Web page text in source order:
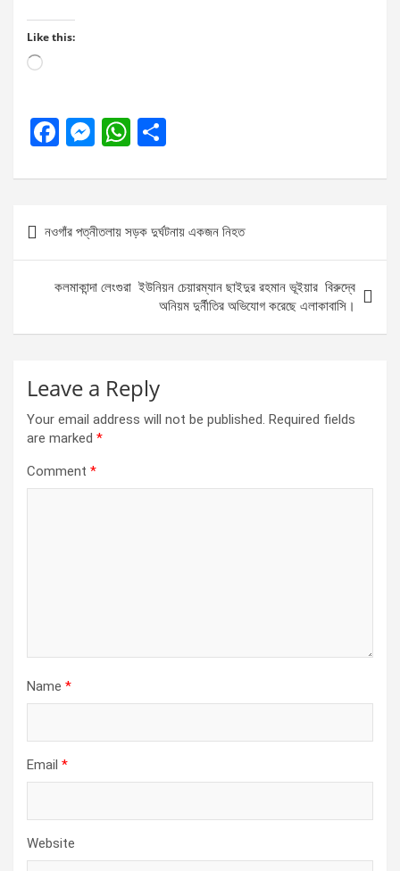
Like this:
Loading…
F
ce
b
o
o
k
M
se
n
g
er
W
at
A
p
p
ar
e
Post
navigation
নওগাঁর পত্নীতলায় সড়ক দুর্ঘটনায় একজন নিহত
কলমাকান্দা লেংগুরা ইউনিয়ন চেয়ারম্যান ছাইদুর রহমান ভূইয়ার বিরুদ্বে
অনিয়ম দুর্নীতির অভিযোগ করেছে এলাকাবাসি।
Leave a Reply
Your email address will not be published. Required fields
are marked *
Comment *
Name *
Email *
Website